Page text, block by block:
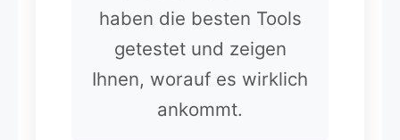
haben die besten Tools
getestet und zeigen
Ihnen, worauf es wirklich
ankommt.